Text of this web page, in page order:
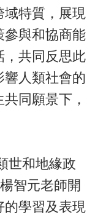
域特質，展現
參與和協商能
，共同反思此
人類社會的
同願景下，
世和地緣政
智元老師開
的學習及表現